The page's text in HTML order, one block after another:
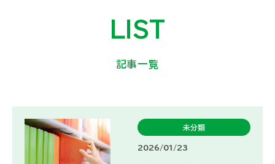
LIST
記事一覧
未分類
2026/01/23